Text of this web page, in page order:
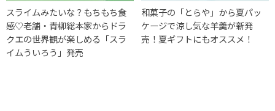
スライムみたいな？もちもち食
感♡老舗・青柳総本家からドラ
クエの世界観が楽しめる「スラ
イムういろう」発売
和菓子の「とらや」から夏パッ
ケージで涼し気な羊羹が新発
売！夏ギフトにもオススメ！